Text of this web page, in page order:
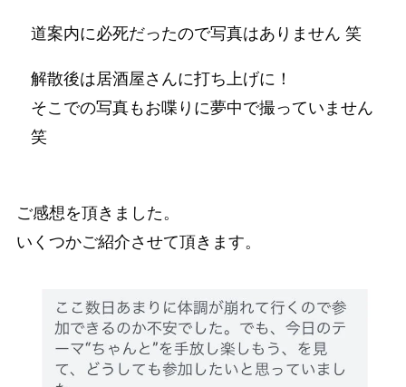
道案内に必死だったので写真はありません 笑
解散後は居酒屋さんに打ち上げに！
そこでの写真もお喋りに夢中で撮っていません
笑
ご感想を頂きました。
いくつかご紹介させて頂きます。